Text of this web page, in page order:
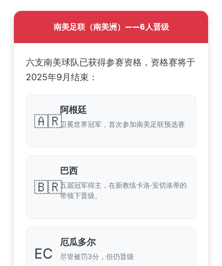
南美足联（南美洲）——6人晋级
六支南美球队已获得参赛资格，资格赛将于
2025年9月结束：
🇦🇷
阿根廷
卫冕世界冠军，首次参加南美足联预选赛
🇧🇷
巴西
五届冠军得主，在新教练卡洛·安切洛蒂的
带领下晋级。
EC
厄瓜多尔
尽管被罚3分，但仍晋级